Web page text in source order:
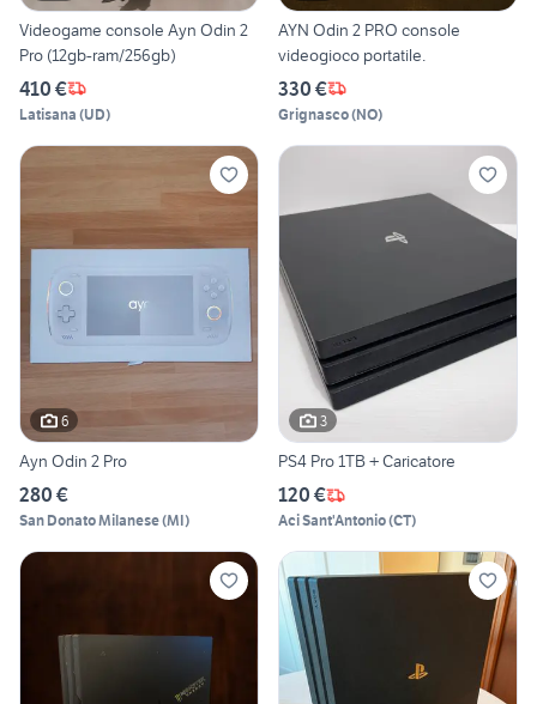
Videogame console Ayn Odin 2
Pro (12gb-ram/256gb)
410 €
Latisana (UD)
AYN Odin 2 PRO console
videogioco portatile.
330 €
Grignasco(NO)
6
Ayn Odin 2 Pro
280 €
San Donato Milanese(MI)
3
PS4 Pro 1TB + Caricatore
120 €
Aci Sant'Antonio(CT)